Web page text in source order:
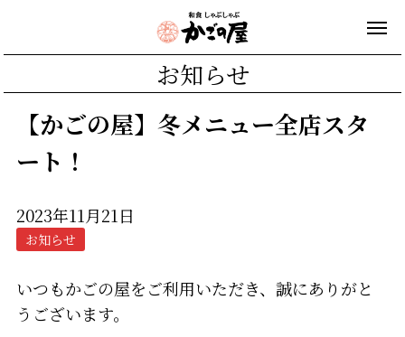
お知らせ
【かごの屋】冬メニュー全店スタ
ート！
2023年11月21日
お知らせ
いつもかごの屋をご利用いただき、誠にありがと
うございます。